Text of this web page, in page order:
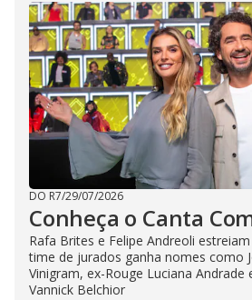
DO R7/29/07/2026
Conheça o Canta
Rafa Brites e Felipe Andreoli
time de jurados ganha nomes como
Vinigram, ex-Rouge Luciana Andrade
Vannick Belchior